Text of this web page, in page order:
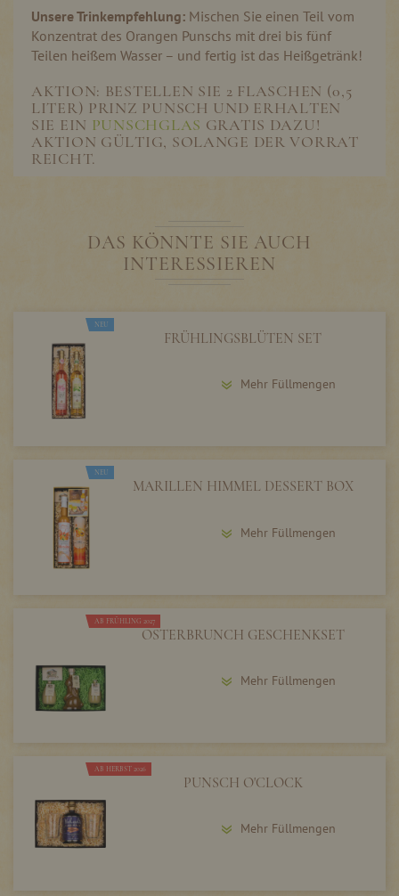
Unsere Trinkempfehlung: Mischen Sie einen Teil vom
Konzentrat des Orangen Punschs mit drei bis fünf
Teilen heißem Wasser – und fertig ist das Heißgetränk!
AKTION: BESTELLEN SIE 2 FLASCHEN (0,5
LITER) PRINZ PUNSCH UND ERHALTEN
SIE EIN PUNSCHGLAS GRATIS DAZU!
AKTION GÜLTIG, SOLANGE DER VORRAT
REICHT.
DAS KÖNNTE SIE AUCH
INTERESSIEREN
NEU
FRÜHLINGSBLÜTEN SET
Mehr Füllmengen
NEU
MARILLEN HIMMEL DESSERT BOX
Mehr Füllmengen
AB FRÜHLING 2027
OSTERBRUNCH GESCHENKSET
Mehr Füllmengen
AB HERBST 2026
PUNSCH O'CLOCK
Mehr Füllmengen